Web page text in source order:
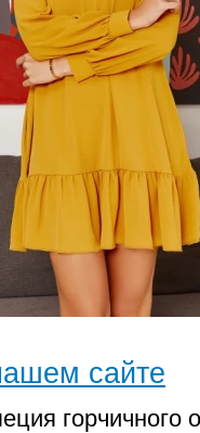
сайте
горчичного